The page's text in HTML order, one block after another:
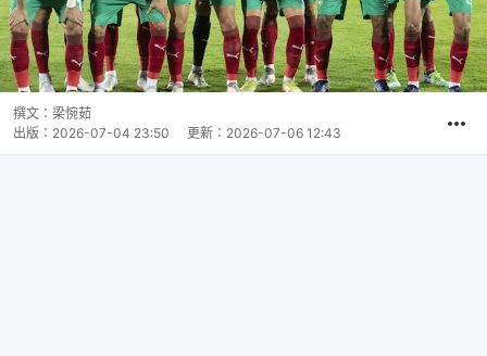
撰文： 梁惋茹
出版： 2026-07-04 23:50 更新： 2026-07-06 12:43